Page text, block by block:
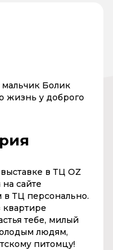
Болик
жизнь у доброго
в ТЦ OZ
сайте
в ТЦ персонально.
тебе, милый
людям,
питомцу!